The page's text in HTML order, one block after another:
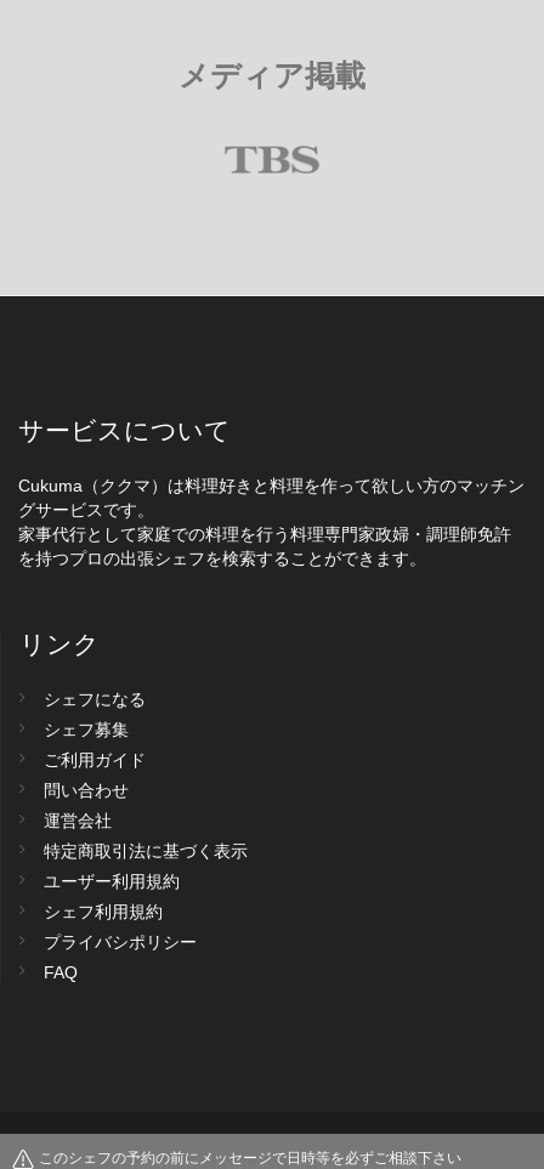
このシェフの予約の前にメッセージで日時等を必ずご相談下さい
メディア掲載
サービスについて
Cukuma（ククマ）は料理好きと料理を作って欲しい方のマッチン
グサービスです。
家事代行として家庭での料理を行う料理専門家政婦・調理師免許
を持つプロの出張シェフを検索することができます。
リンク
シェフになる
シェフ募集
ご利用ガイド
問い合わせ
運営会社
特定商取引法に基づく表示
ユーザー利用規約
シェフ利用規約
プライバシポリシー
FAQ